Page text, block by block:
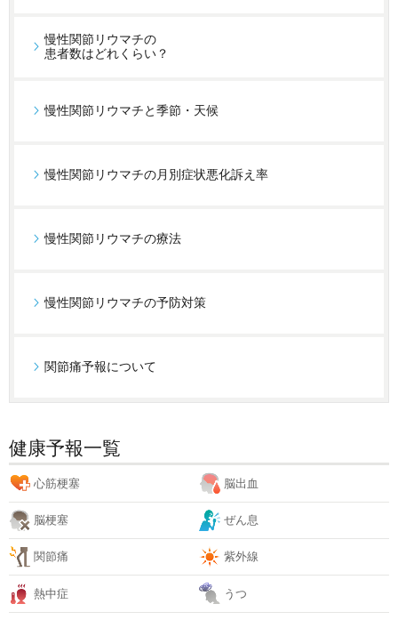
慢性関節リウマチの
患者数はどれくらい？
慢性関節リウマチと季節・天候
慢性関節リウマチの月別症状悪化訴え率
慢性関節リウマチの療法
慢性関節リウマチの予防対策
関節痛予報について
健康予報一覧
心筋梗塞 脳出血
脳梗塞 ぜん息
関節痛 紫外線
熱中症 うつ